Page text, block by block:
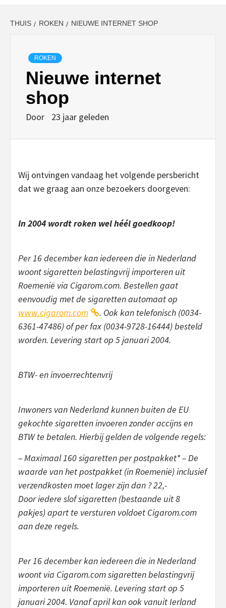
THUIS ROKEN NIEUWE INTERNET SHOP
ROKEN
Nieuwe internet
shop
Door 23 jaar geleden
Wij ontvingen vandaag het volgende persbericht
dat we graag aan onze bezoekers doorgeven:
In 2004 wordt roken wel héél goedkoop!
Per 16 december kan iedereen die in Nederland
woont sigaretten belastingvrij importeren uit
Roemenië via Cigarom.com. Bestellen gaat
eenvoudig met de sigaretten automaat op
www.cigarom.com
. Ook kan telefonisch (0034-
6361-47486) of per fax (0034-9728-16444) besteld
worden. Levering start op 5 januari 2004.
BTW- en invoerrechtenvrij
Inwoners van Nederland kunnen buiten de EU
gekochte sigaretten invoeren zonder accijns en
BTW te betalen. Hierbij gelden de volgende regels:
– Maximaal 160 sigaretten per postpakket* – De
waarde van het postpakket (in Roemenië) inclusief
verzendkosten moet lager zijn dan ? 22,-
Door iedere slof sigaretten (bestaande uit 8
pakjes) apart te versturen voldoet Cigarom.com
aan deze regels.
Per 16 december kan iedereen die in Nederland
woont via Cigarom.com sigaretten belastingvrij
importeren uit Roemenië. Levering start op 5
januari 2004. Vanaf april kan ook vanuit Ierland